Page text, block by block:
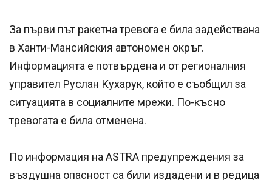
За първи път ракетна тревога е била задействана
в Ханти-Мансийския автономен окръг.
Информацията е потвърдена и от регионалния
управител Руслан Кухарук, който е съобщил за
ситуацията в социалните мрежи. По-късно
тревогата е била отменена.
По информация на ASTRA предупреждения за
въздушна опасност са били издадени и в редица